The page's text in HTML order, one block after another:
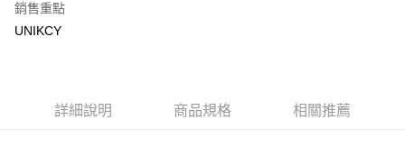
每筆NT$70，滿NT$499(含以上)免運費
宅配［需2-3個工作天不含預購商品］
銷售重點
UNIKCY
詳細說明 商品規格 相關推薦